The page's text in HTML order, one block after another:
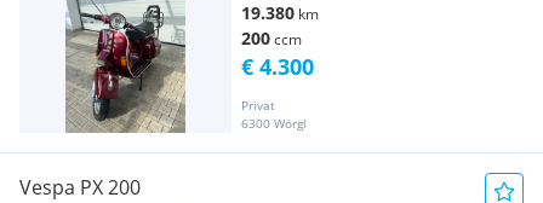
19.380 km
200ccm
Privat
6300 Wörgl
€ 4.300
Vespa PX 200